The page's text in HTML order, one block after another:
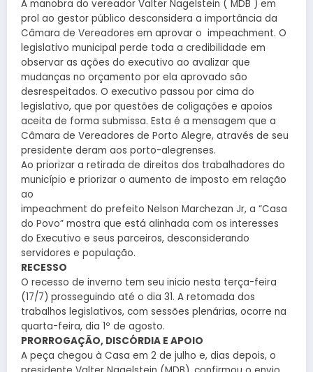
A manobra do vereador Valter Nagelstein ( MDB ) em
prol ao gestor público desconsidera a importância da
Câmara de Vereadores em aprovar o impeachment. O
legislativo municipal perde toda a credibilidade em
observar as ações do executivo ao avalizar que
mudanças no orçamento por ela aprovado são
desrespeitados. O executivo passou por cima do
legislativo, que por questões de coligações e apoios
aceita de forma submissa. Esta é a mensagem que a
Câmara de Vereadores de Porto Alegre, através de seu
presidente deram aos porto-alegrenses.
Ao priorizar a retirada de direitos dos trabalhadores do
município e priorizar o aumento de imposto em relação
ao
impeachment do prefeito Nelson Marchezan Jr, a “Casa
do Povo” mostra que está alinhada com os interesses
do Executivo e seus parceiros, desconsiderando
servidores e população.
RECESSO
O recesso de inverno tem seu inicio nesta terça-feira
(17/7) prosseguindo até o dia 31. A retomada dos
trabalhos legislativos, com sessões plenárias, ocorre na
quarta-feira, dia 1º de agosto.
PRORROGAÇÃO, DISCÓRDIA E APOIO
A peça chegou à Casa em 2 de julho e, dias depois, o